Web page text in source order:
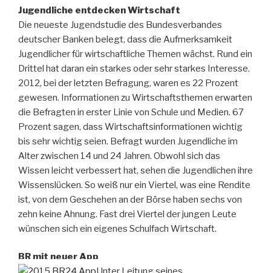
Jugendliche entdecken Wirtschaft
Die neueste Jugendstudie des Bundesverbandes
deutscher Banken belegt, dass die Aufmerksamkeit
Jugendlicher für wirtschaftliche Themen wächst. Rund ein
Drittel hat daran ein starkes oder sehr starkes Interesse.
2012, bei der letzten Befragung, waren es 22 Prozent
gewesen. Informationen zu Wirtschaftsthemen erwarten
die Befragten in erster Linie von Schule und Medien. 67
Prozent sagen, dass Wirtschaftsinformationen wichtig
bis sehr wichtig seien. Befragt wurden Jugendliche im
Alter zwischen 14 und 24 Jahren. Obwohl sich das
Wissen leicht verbessert hat, sehen die Jugendlichen ihre
Wissenslücken. So weiß nur ein Viertel, was eine Rendite
ist, von dem Geschehen an der Börse haben sechs von
zehn keine Ahnung. Fast drei Viertel der jungen Leute
wünschen sich ein eigenes Schulfach Wirtschaft.
BR mit neuer App